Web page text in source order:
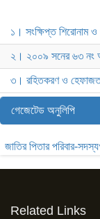
১। সংক্ষিপ্ত শিরোনাম ও
২। ২০০৯ সনের ৬৩ নং
৩। রহিতকরণ ও
গেজেটেড অনুলিপি
জাতির পিতার পরিবার-
Related Links